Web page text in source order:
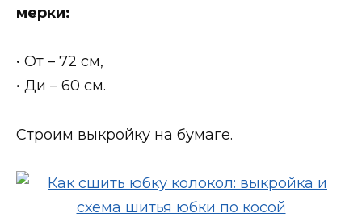
мерки:
• От – 72 см,
• Ди – 60 см.
Строим выкройку на бумаге.